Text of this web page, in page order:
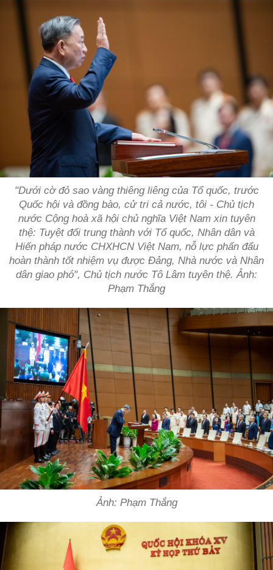
"Dưới cờ đỏ sao vàng thiêng liêng của Tổ quốc, trước
Quốc hội và đồng bào, cử tri cả nước, tôi - Chủ tịch
nước Cộng hoà xã hội chủ nghĩa Việt Nam xin tuyên
thệ: Tuyệt đối trung thành với Tổ quốc, Nhân dân và
Hiến pháp nước CHXHCN Việt Nam, nỗ lực phấn đấu
hoàn thành tốt nhiệm vụ được Đảng, Nhà nước và Nhân
dân giao phó", Chủ tịch nước Tô Lâm tuyên thệ. Ảnh:
Phạm Thắng
Ảnh: Phạm Thắng